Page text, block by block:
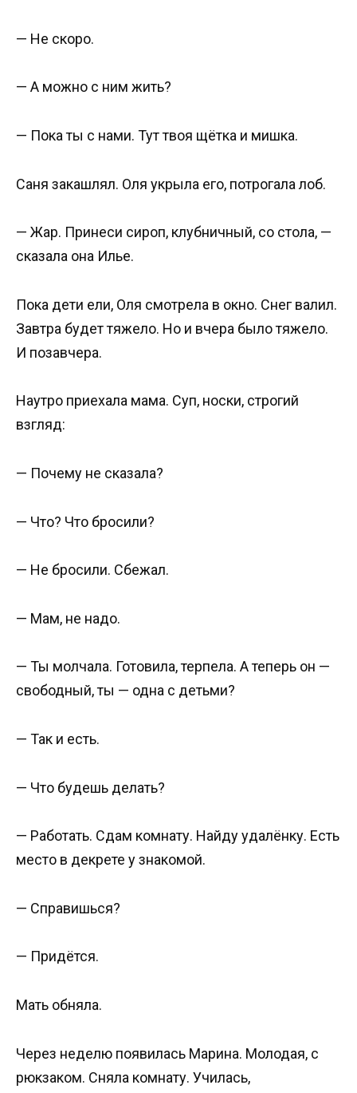
— Не скоро.
— А можно с ним жить?
— Пока ты с нами. Тут твоя щётка и мишка.
Саня закашлял. Оля укрыла его, потрогала лоб.
— Жар. Принеси сироп, клубничный, со стола, —
сказала она Илье.
Пока дети ели, Оля смотрела в окно. Снег валил.
Завтра будет тяжело. Но и вчера было тяжело.
И позавчера.
Наутро приехала мама. Суп, носки, строгий
взгляд:
— Почему не сказала?
— Что? Что бросили?
— Не бросили. Сбежал.
— Мам, не надо.
— Ты молчала. Готовила, терпела. А теперь он —
свободный, ты — одна с детьми?
— Так и есть.
— Что будешь делать?
— Работать. Сдам комнату. Найду удалёнку. Есть
место в декрете у знакомой.
— Справишься?
— Придётся.
Мать обняла.
Через неделю появилась Марина. Молодая, с
рюкзаком. Сняла комнату. Училась,